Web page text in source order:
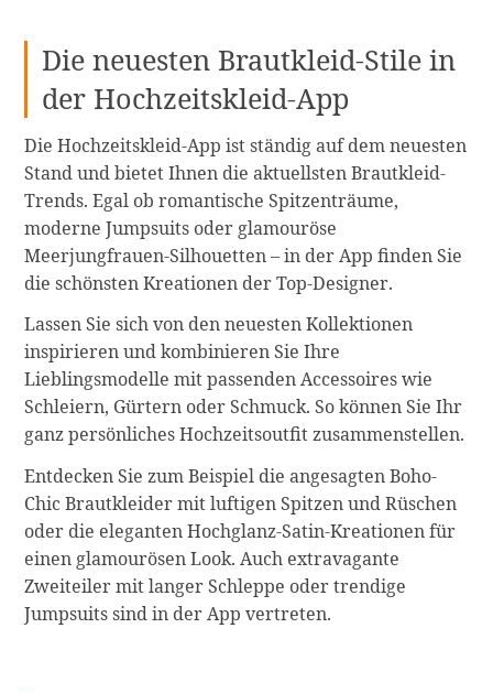
Die neuesten Brautkleid-Stile in
der Hochzeitskleid-App
Die Hochzeitskleid-App ist ständig auf dem neuesten
Stand und bietet Ihnen die aktuellsten Brautkleid-
Trends. Egal ob romantische Spitzenträume,
moderne Jumpsuits oder glamouröse
Meerjungfrauen-Silhouetten – in der App finden Sie
die schönsten Kreationen der Top-Designer.
Lassen Sie sich von den neuesten Kollektionen
inspirieren und kombinieren Sie Ihre
Lieblingsmodelle mit passenden Accessoires wie
Schleiern, Gürtern oder Schmuck. So können Sie Ihr
ganz persönliches Hochzeitsoutfit zusammenstellen.
Entdecken Sie zum Beispiel die angesagten Boho-
Chic Brautkleider mit luftigen Spitzen und Rüschen
oder die eleganten Hochglanz-Satin-Kreationen für
einen glamourösen Look. Auch extravagante
Zweiteiler mit langer Schleppe oder trendige
Jumpsuits sind in der App vertreten.